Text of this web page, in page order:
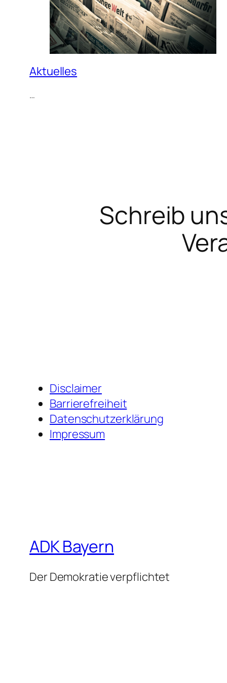
Aktuelles
…
Schreib
Disclaimer
Barrierefreiheit
Datenschutzerklärung
Impressum
ADK Bayern
Der Demokratie verpflichtet